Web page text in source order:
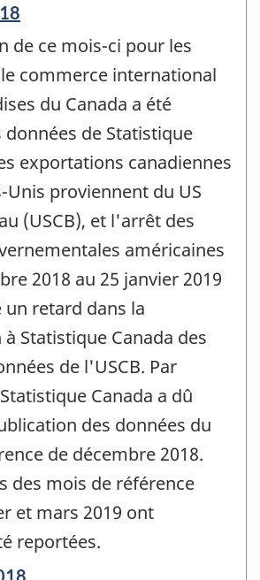
de ce mois-ci pour les
commerce international
du Canada a été
données de Statistique
exportations canadiennes
Unis proviennent du US
(USCB), et l'arrêt des
américaines
2018 au 25 janvier 2019
un retard dans la
Statistique Canada des
de l'USCB. Par
Canada a dû
des données du
de décembre 2018.
des mois de référence
et mars 2019 ont
reportées.